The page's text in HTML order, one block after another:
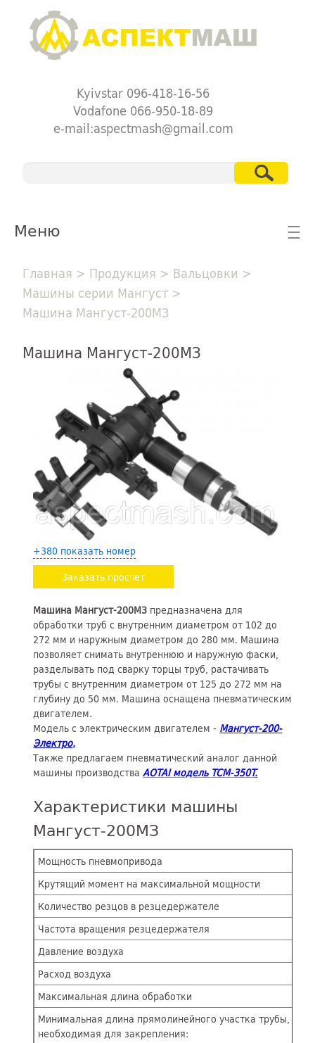
Kyivstar 096-418-16-56
Vodafone 066-950-18-89
e-mail:aspectmash@gmail.com
Меню ☰
Главная > Продукция > Вальцовки >
Машины серии Мангуст >
Машина Мангуст-200МЗ
Машина Мангуст-200МЗ
+380 показать номер
Заказать просчет
Машина Мангуст-200М3 предназначена для
обработки труб с внутренним диаметром от 102 до
272 мм и наружным диаметром до 280 мм. Машина
позволяет снимать внутреннюю и наружную фаски,
разделывать под сварку торцы труб, растачивать
трубы с внутренним диаметром от 125 до 272 мм на
глубину до 50 мм. Машина оснащена пневматическим
двигателем.
Модель с электрическим двигателем - Мангуст-200-
Электро.
Также предлагаем пневматический аналог данной
машины производстваAOTAI модель TCM-350T.
Характеристики машины
Мангуст-200МЗ
Мощность пневмопривода
Крутящий момент на максимальной мощности
Количество резцов в резцедержателе
Частота вращения резцедержателя
Давление воздуха
Расход воздуха
Максимальная длина обработки
Минимальная длина прямолинейного участка трубы,
необходимая для закрепления: